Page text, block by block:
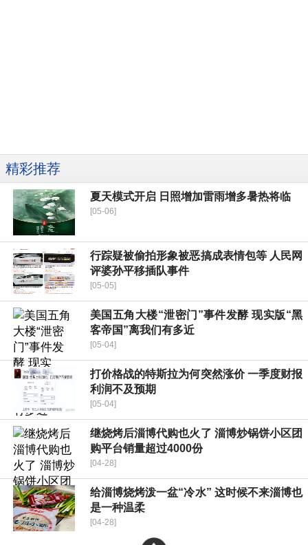
精彩推荐
夏天模式开启 日照增加雷雨增多暑热将临
[05-06]
行踪疑被偷拍形象被恶搞成表情包等 人民网
评婆孙平移插队事件
[05-05]
美国五角大楼“泄密门”事件发酵 现实版“黑
客帝国”离我们有多近
[05-04]
打价格战的特斯拉为何突然涨价 一季度财报
利润不及预期
[05-04]
继烧烤后淄博代购也火了 淄博炒锅饼小区团
购平台销量超过4000份
[04-28]
给淄博烧烤泼一盆“冷水” 这时候不来淄博也
是一种温柔
[04-28]